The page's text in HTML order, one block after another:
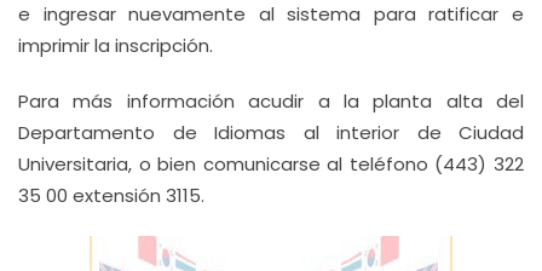
e ingresar nuevamente al sistema para ratificar e
imprimir la inscripción.
Para más información acudir a la planta alta del
Departamento de Idiomas al interior de Ciudad
Universitaria, o bien comunicarse al teléfono (443) 322
35 00 extensión 3115.